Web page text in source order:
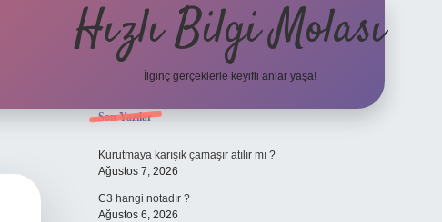
Hızlı Bilgi Molası
İlginç gerçeklerle keyifli anlar yaşa!
Sidebar
Son Yazılar
Kurutmaya karışık çamaşır atılır mı ?
Ağustos 7, 2026
C3 hangi notadır ?
Ağustos 6, 2026